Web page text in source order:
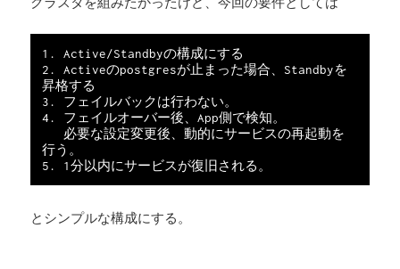
1. Active/Standbyの構成にする
2. Activeのpostgresが止まった場合、Standbyを
昇格する
3. フェイルバックは行わない。
4. フェイルオーバー後、App側で検知。
行う。
とシンプルな構成にする。